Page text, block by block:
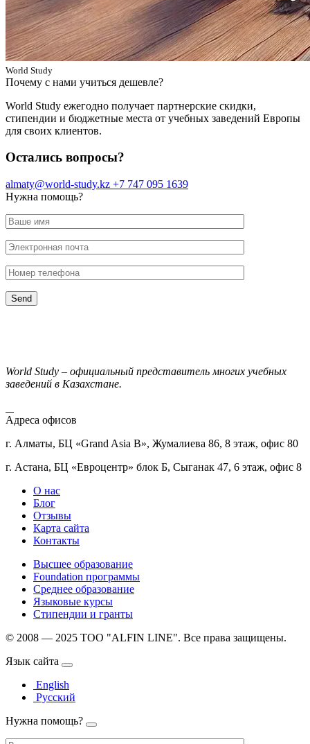
World Study
Почему с нами учиться дешевле?
World Study ежегодно получает партнерские скидки,
стипендии и бюджетные места от учебных заведений Европы
для своих клиентов.
Остались вопросы?
almaty@world-study.kz +7 747 095 1639
Нужна помощь?
World Study – официальный представитель многих учебных
заведений в Казахстане.
Адреса офисов
г. Алматы, БЦ «Grand Asia B», Жумалиева 86, 8 этаж, офис 80
г. Астана, БЦ «Евроцентр» блок Б, Сыганак 47, 6 этаж, офис 8
О нас
Блог
Отзывы
Карта сайта
Контакты
Высшее образование
Foundation программы
Среднее образование
Языковые курсы
Стипендии и гранты
© 2008 — 2025 ТОО "ALFIN LINE". Все права защищены.
Язык сайта
English
Русский
Нужна помощь?